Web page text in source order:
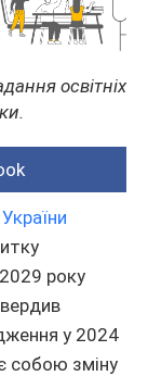
освітніх
року
у 2024
собою зміну